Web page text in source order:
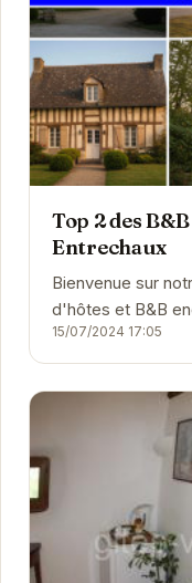
Top 2 des
Entrechaux
Bienvenue sur
d'hôtes et B&B
recherchez un
Provenc...
15/07/2024 17:05